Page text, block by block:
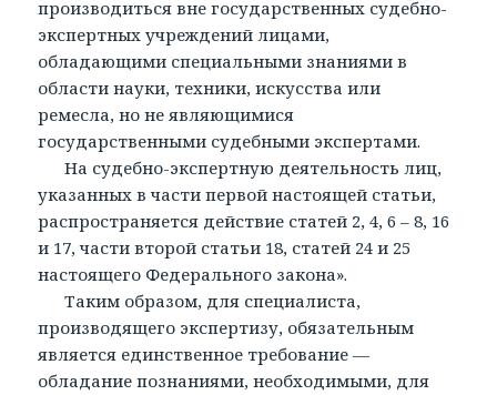
производиться вне государственных судебно-
экспертных учреждений лицами,
обладающими специальными знаниями в
области науки, техники, искусства или
ремесла, но не являющимися
государственными судебными экспертами.
На судебно-экспертную деятельность лиц,
указанных в части первой настоящей статьи,
распространяется действие статей 2, 4, 6 – 8, 16
и 17, части второй статьи 18, статей 24 и 25
настоящего Федерального закона».
Таким образом, для специалиста,
производящего экспертизу, обязательным
является единственное требование —
обладание познаниями, необходимыми, для